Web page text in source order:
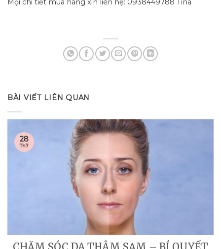
Mọi chi tiết mua hàng xin liên hệ: 0938449788 Tina
BÀI VIẾT LIÊN QUAN
28
Th7